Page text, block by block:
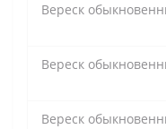
Вереск
Вереск
Вереск